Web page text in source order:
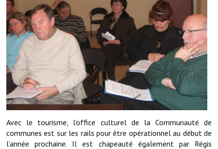
ACCÈS RAPIDE
Démarches administratives
Projets et travaux en cours
Fêtes et manifestations
Numéros d'urgence
Terrains et maisons à vendre
VOTRE MAIRIE
Avec le tourisme, l’office culturel de la Communauté de
communes est sur les rails pour être opérationnel au début de
l’année prochaine. Il est chapeauté également par Régis